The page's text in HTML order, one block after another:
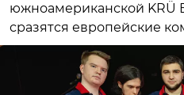
южноамериканской KRÜ
сразятся европейские